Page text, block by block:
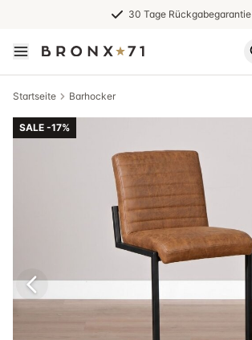
30 Tage Rückgabegarantie
Startseite Barhocker
SALE -17%